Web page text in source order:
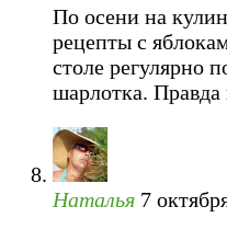
По осени на
рецепты с
столе регулярно
шарлотка. Правда
Наталья 7